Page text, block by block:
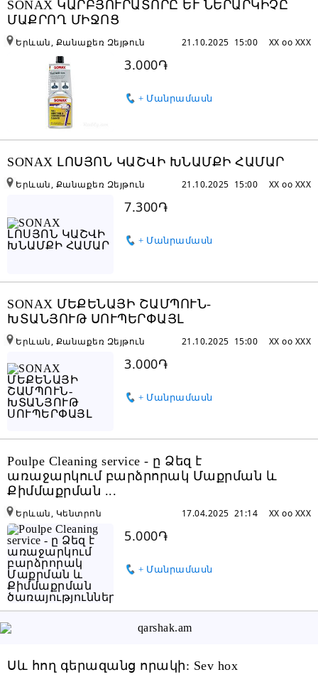
SONAX ԿԱՐԲՅՈՒՐԱՏՈՐԸ ԵՒ ՆԵՐԱՐԿԻՉԸ
ՄԱՔՐՈՂ ՄԻՋՈՑ
3.000֏
+ Մանրամասն
XX oo XXX
21.10.2025 15:00
Երևան, Քանաքեռ Զեյթուն
SONAX ԼՈՍՅՈՆ ԿԱՇՎԻ ԽՆԱՄՔԻ ՀԱՄԱՐ
7.300֏
+ Մանրամասն
XX oo XXX
21.10.2025 15:00
Երևան, Քանաքեռ Զեյթուն
SONAX ՄԵՔԵՆԱՅԻ ՇԱՄՊՈՒՆ-
ԽՏԱՆՅՈՒԹ ՍՈՒՊԵՐՓԱՅԼ
3.000֏
+ Մանրամասն
XX oo XXX
21.10.2025 15:00
Երևան, Քանաքեռ Զեյթուն
Poulpe Cleaning service - ը Ձեզ է
առաջարկում բարձրորակ Մաքրման և
Քիմմաքրման ...
5.000֏
+ Մանրամասն
XX oo XXX
17.04.2025 21:14
Երևան, Կենտրոն
Սև հող գերազանց որակի: Sev hox